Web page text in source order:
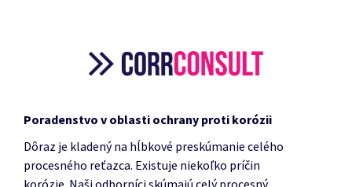
Poradenstvo v oblasti ochrany proti korózii
Dôraz je kladený na hĺbkové preskúmanie celého
procesného reťazca. Existuje niekoľko príčin